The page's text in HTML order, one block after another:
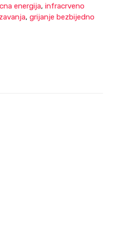
energija,infracrveno
,grijanje bezbijedno